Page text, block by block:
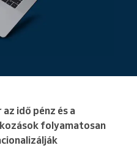
idő pénz és a
folyamatosan